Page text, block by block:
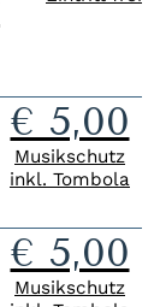
€ 5,00
Musikschutz
inkl. Tombola
€ 5,00
Musikschutz